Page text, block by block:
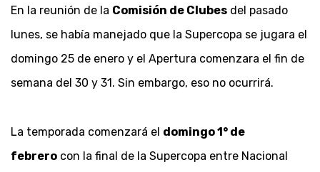
En la reunión de la Comisión de Clubes del pasado
lunes, se había manejado que la Supercopa se jugara el
domingo 25 de enero y el Apertura comenzara el fin de
semana del 30 y 31. Sin embargo, eso no ocurrirá.
La temporada comenzará el domingo 1° de
febrero con la final de la Supercopa entre Nacional